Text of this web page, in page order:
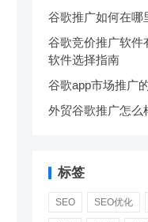
谷歌推广如何在哪
谷歌竞价推广软件
软件选择指南
谷歌app市场推广
外贸谷歌推广怎么
标签
SEO SEO优化